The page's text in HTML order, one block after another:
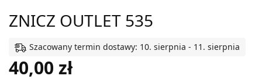
ZNICZ OUTLET 535
Szacowany termin dostawy: 10. sierpnia - 11. sierpnia
40,00zł